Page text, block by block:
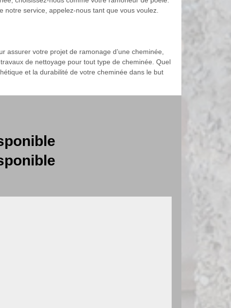
service, appelez-nous tant que vous voulez.
assurer votre projet de ramonage d’une cheminée,
de nettoyage pour tout type de cheminée. Quel
et la durabilité de votre cheminée dans le but